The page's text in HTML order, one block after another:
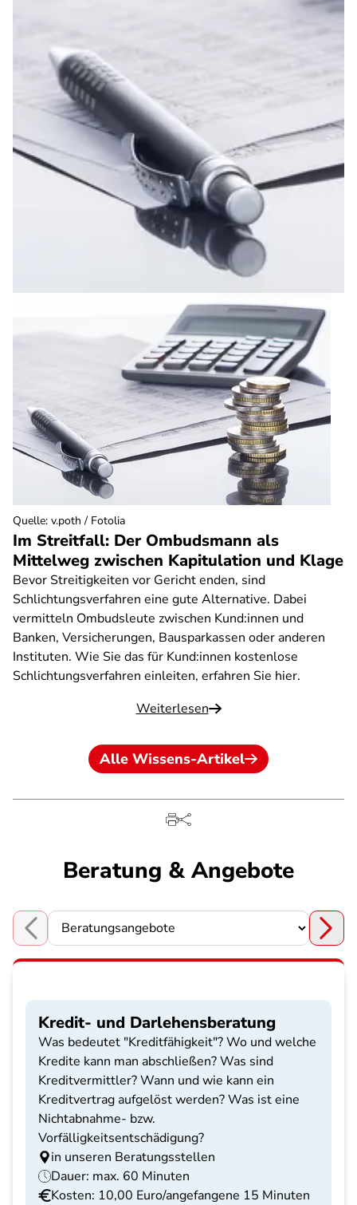
Im Streitfall: Der Ombudsmann als
Mittelweg zwischen Kapitulation und Klage
Bevor Streitigkeiten vor Gericht enden, sind
Schlichtungsverfahren eine gute Alternative. Dabei
vermitteln Ombudsleute zwischen Kund:innen und
Banken, Versicherungen, Bausparkassen oder anderen
Instituten. Wie Sie das für Kund:innen kostenlose
Schlichtungsverfahren einleiten, erfahren Sie hier.
Weiterlesen
Quelle: v.poth / Fotolia
Alle Wissens-Artikel
Beratung & Angebote
Choose a section
Kredit- und Darlehensberatung
Was bedeutet "Kreditfähigkeit"? Wo und welche
Kredite kann man abschließen? Was sind
Kreditvermittler? Wann und wie kann ein
Kreditvertrag aufgelöst werden? Was ist eine
Nichtabnahme- bzw.
Vorfälligkeitsentschädigung?
in unseren Beratungsstellen
Dauer: max. 60 Minuten
Kosten: 10,00 Euro/angefangene 15 Minuten